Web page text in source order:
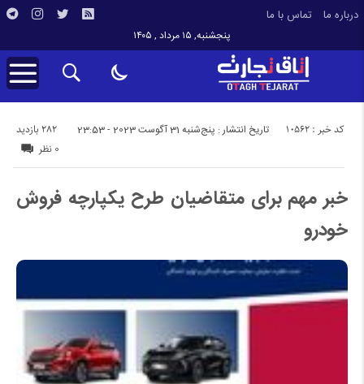
درباره ما تماس با ما
پنجشنبه, ۱۵ مرداد , ۱۴۰۵
تاریخ انتشار : پنج‌شنبه 31 آگوست 2023 - 23:53 282 بازدید کد خبر : 10562
0 نظر
خبر مهم برای متقاضیان طرح یکپارچه فروش
خودرو